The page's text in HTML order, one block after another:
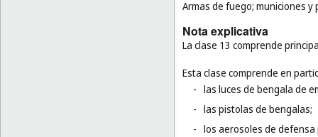
Armas de fuego; municiones
Nota explicativa
La clase 13 comprende
Esta clase comprende en
- las luces de bengala de
- las pistolas de bengalas;
- los aerosoles de defensa